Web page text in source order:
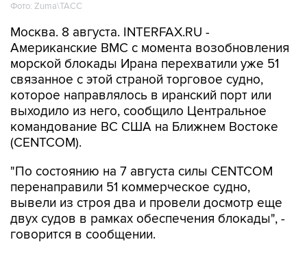
Фото: Zuma\ТАСС
Москва. 8 августа. INTERFAX.RU -
Американские ВМС с момента возобновления
морской блокады Ирана перехватили уже 51
связанное с этой страной торговое судно,
которое направлялось в иранский порт или
выходило из него, сообщило Центральное
командование ВС США на Ближнем Востоке
(CENTCOM).
"По состоянию на 7 августа силы CENTCOM
перенаправили 51 коммерческое судно,
вывели из строя два и провели досмотр еще
двух судов в рамках обеспечения блокады", -
говорится в сообщении.